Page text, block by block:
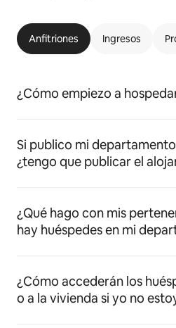
Anfitriones Ingresos
¿Cómo empiezo a
Si publico mi
¿tengo que publicar el
¿Qué hago con mis
hay huéspedes en mi
¿Cómo accederán los
o a la vivienda si yo no